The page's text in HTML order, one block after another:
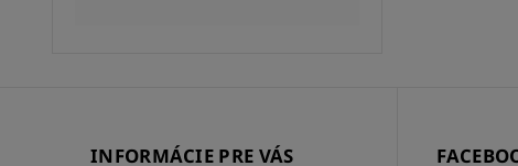
INFORMÁCIE PRE VÁS